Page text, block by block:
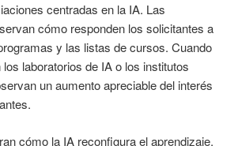
centradas en la IA. Las
cómo responden los solicitantes a
y las listas de cursos. Cuando
laboratorios de IA o los institutos
un aumento apreciable del interés
cómo la IA reconfigura el aprendizaje,